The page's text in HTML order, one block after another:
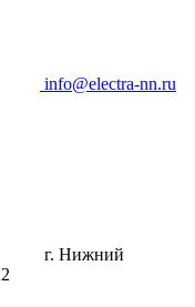
info@electra-nn.ru
г. Нижний